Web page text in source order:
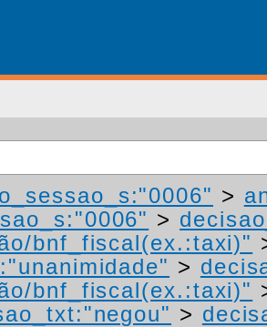
>
>
bnf_fiscal(ex.:taxi)"
>
bnf_fiscal(ex.:taxi)"
>